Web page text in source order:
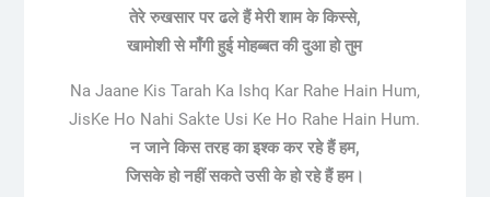
तेरे रुखसार पर ढले हैं मेरी शाम के किस्से,
खामोशी से माँगी हुई मोहब्बत की दुआ हो तुम
Na Jaane Kis Tarah Ka Ishq Kar Rahe Hain Hum,
JisKe Ho Nahi Sakte Usi Ke Ho Rahe Hain Hum.
न जाने किस तरह का इश्क कर रहे हैं हम,
जिसके हो नहीं सकते उसी के हो रहे हैं हम।